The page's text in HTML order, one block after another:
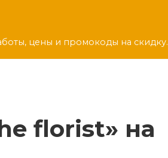
цены и промокоды на скидку.
florist» на